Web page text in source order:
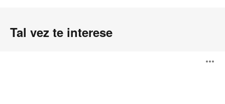
Tal vez te interese